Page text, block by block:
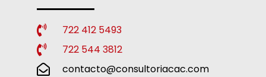
722 412 5493
722 544 3812
contacto@consultoriacac.com